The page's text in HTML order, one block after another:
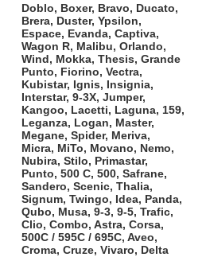
Doblo, Boxer, Bravo, Ducato,
Brera, Duster, Ypsilon,
Espace, Evanda, Captiva,
Wagon R, Malibu, Orlando,
Wind, Mokka, Thesis, Grande
Punto, Fiorino, Vectra,
Kubistar, Ignis, Insignia,
Interstar, 9-3X, Jumper,
Kangoo, Lacetti, Laguna, 159,
Leganza, Logan, Master,
Megane, Spider, Meriva,
Micra, MiTo, Movano, Nemo,
Nubira, Stilo, Primastar,
Punto, 500 C, 500, Safrane,
Sandero, Scenic, Thalia,
Signum, Twingo, Idea, Panda,
Qubo, Musa, 9-3, 9-5, Trafic,
Clio, Combo, Astra, Corsa,
500C / 595C / 695C, Aveo,
Croma, Cruze, Vivaro, Delta